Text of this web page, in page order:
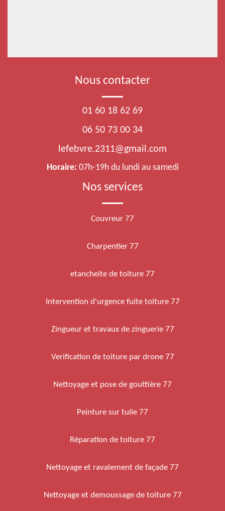
Nous contacter
01 60 18 62 69
06 50 73 00 34
lefebvre.2311@gmail.com
Horaire: 07h-19h du lundi au samedi
Nos services
Couvreur 77
Charpentier 77
etancheite de toiture 77
Intervention d'urgence fuite toiture 77
Zingueur et travaux de zinguerie 77
Verification de toiture par drone 77
Nettoyage et pose de gouttière 77
Peinture sur tuile 77
Réparation de toiture 77
Nettoyage et ravalement de façade 77
Nettoyage et demoussage de toiture 77